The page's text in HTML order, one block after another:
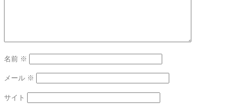
名前 ※
メール ※
サイト